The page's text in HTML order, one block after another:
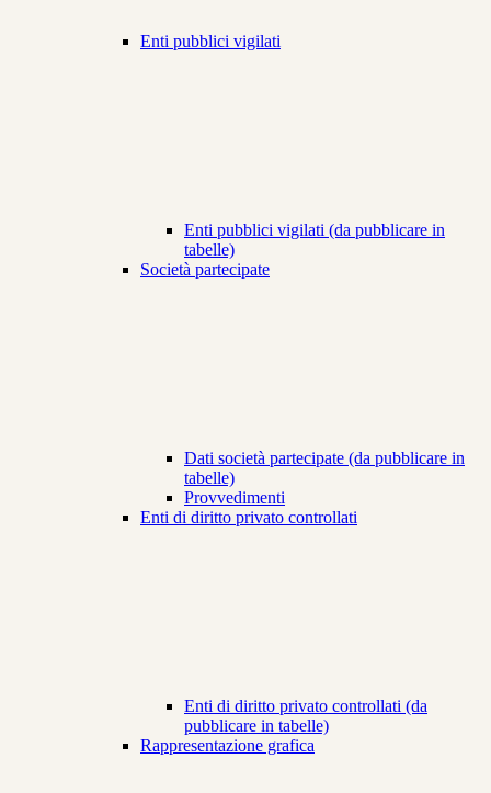
Enti pubblici vigilati
Enti pubblici vigilati (da pubblicare in
tabelle)
Società partecipate
Dati società partecipate (da pubblicare in
tabelle)
Provvedimenti
Enti di diritto privato controllati
Enti di diritto privato controllati (da
pubblicare in tabelle)
Rappresentazione grafica